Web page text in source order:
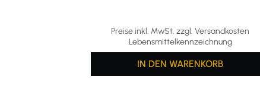
Preise inkl. MwSt. zzgl. Versandkosten
Lebensmittelkennzeichnung
IN DEN WARENKORB